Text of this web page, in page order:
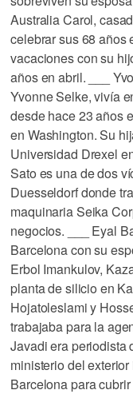
Australia Carol,
celebrar sus 68 años
vacaciones con su
años en abril. ___
Yvonne Selke, vivía
desde hace 23 años
en Washington. Su
Universidad Drexel
Sato es una de dos
Duesseldorf donde
maquinaria Seika
negocios. ___ Eyal
Barcelona con su
Erbol Imankulov,
planta de silicio en
Hojatoleslami y
trabajaba para la
Javadi era periodista
ministerio del
Barcelona para